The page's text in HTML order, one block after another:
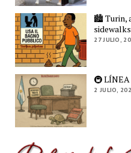
🏙️ Turin,
sidewalks
27 JULIO,
🚇
2 JULIO,